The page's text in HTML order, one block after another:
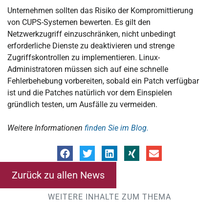
Unternehmen sollten das Risiko der Kompromittierung
von CUPS-Systemen bewerten. Es gilt den
Netzwerkzugriff einzuschränken, nicht unbedingt
erforderliche Dienste zu deaktivieren und strenge
Zugriffskontrollen zu implementieren. Linux-
Administratoren müssen sich auf eine schnelle
Fehlerbehebung vorbereiten, sobald ein Patch verfügbar
ist und die Patches natürlich vor dem Einspielen
gründlich testen, um Ausfälle zu vermeiden.
Weitere Informationen finden Sie im Blog.
Zurück zu allen News
WEITERE INHALTE ZUM THEMA